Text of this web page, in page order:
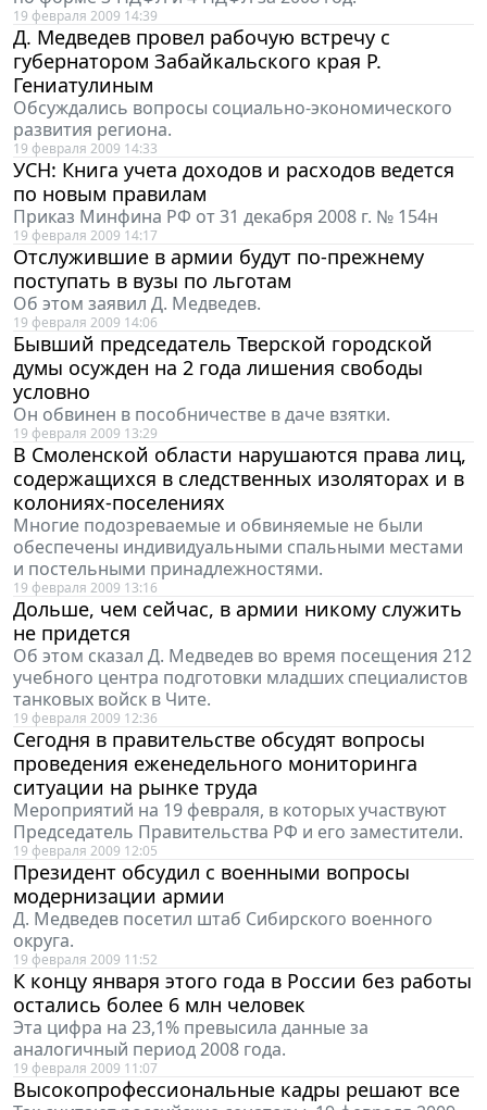
19 февраля 2009 14:39
Д. Медведев провел рабочую встречу с
губернатором Забайкальского края Р.
Гениатулиным
Обсуждались вопросы социально-экономического
развития региона.
19 февраля 2009 14:33
УСН: Книга учета доходов и расходов ведется
по новым правилам
Приказ Минфина РФ от 31 декабря 2008 г. № 154н
19 февраля 2009 14:17
Отслужившие в армии будут по-прежнему
поступать в вузы по льготам
Об этом заявил Д. Медведев.
19 февраля 2009 14:06
Бывший председатель Тверской городской
думы осужден на 2 года лишения свободы
условно
Он обвинен в пособничестве в даче взятки.
19 февраля 2009 13:29
В Смоленской области нарушаются права лиц,
содержащихся в следственных изоляторах и в
колониях-поселениях
Многие подозреваемые и обвиняемые не были
обеспечены индивидуальными спальными местами
и постельными принадлежностями.
19 февраля 2009 13:16
Дольше, чем сейчас, в армии никому служить
не придется
Об этом сказал Д. Медведев во время посещения 212
учебного центра подготовки младших специалистов
танковых войск в Чите.
19 февраля 2009 12:36
Сегодня в правительстве обсудят вопросы
проведения еженедельного мониторинга
ситуации на рынке труда
Мероприятий на 19 февраля, в которых участвуют
Председатель Правительства РФ и его заместители.
19 февраля 2009 12:05
Президент обсудил с военными вопросы
модернизации армии
Д. Медведев посетил штаб Сибирского военного
округа.
19 февраля 2009 11:52
К концу января этого года в России без работы
остались более 6 млн человек
Эта цифра на 23,1% превысила данные за
аналогичный период 2008 года.
19 февраля 2009 11:07
Высокопрофессиональные кадры решают все